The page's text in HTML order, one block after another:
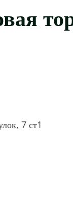
7 ст1